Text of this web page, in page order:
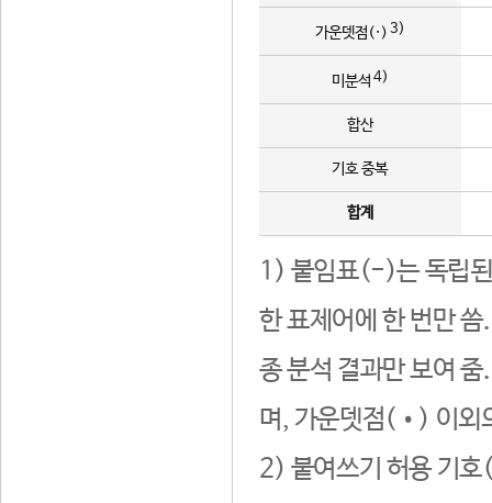
가운뎃점(·) 3)
미분석 4)
합산
기호 중복
합계
1) 붙임표(-)는 독립된
한 표제어에 한 번만
종 분석 결과만 보여
며, 가운뎃점(•) 이외
2) 붙여쓰기 허용 기호